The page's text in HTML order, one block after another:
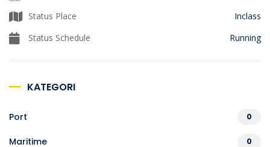
Status Place
Inclass
Status Schedule
Running
KATEGORI
Port 0
Maritime 0